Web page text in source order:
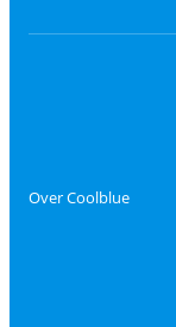
Over Coolblue